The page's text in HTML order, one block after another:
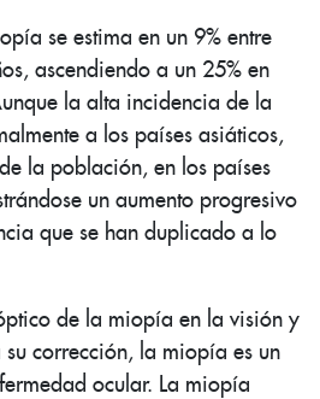
se estima en un 9% entre
ascendiendo a un 25% en
la alta incidencia de la
a los países asiáticos,
la población, en los países
un aumento progresivo
que se han duplicado a lo
de la miopía en la visión y
su corrección, la miopía es un
ocular. La miopía